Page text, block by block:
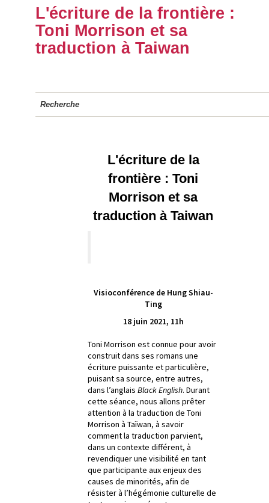
L'écriture de la frontière :
Toni Morrison et sa
traduction à Taiwan
Recherche
L'écriture de la
frontière : Toni
Morrison et sa
traduction à Taiwan
Visioconférence de Hung Shiau-
Ting
18 juin 2021, 11h
Toni Morrison est connue pour avoir
construit dans ses romans une
écriture puissante et particulière,
puisant sa source, entre autres,
dans l’anglais Black English. Durant
cette séance, nous allons prêter
attention à la traduction de Toni
Morrison à Taïwan, à savoir
comment la traduction parvient,
dans un contexte différent, à
revendiquer une visibilité en tant
que participante aux enjeux des
causes de minorités, afin de
résister à l’hégémonie culturelle de